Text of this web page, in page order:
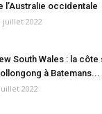
l’Australie occidentale
juillet 2022
South Wales : la côte
à Batemans...
2022